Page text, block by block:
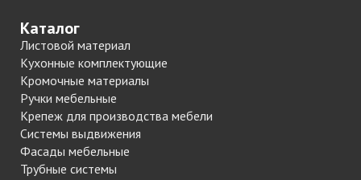
Каталог
Листовой материал
Кухонные комплектующие
Кромочные материалы
Ручки мебельные
Крепеж для производства мебели
Системы выдвижения
Фасады мебельные
Трубные системы